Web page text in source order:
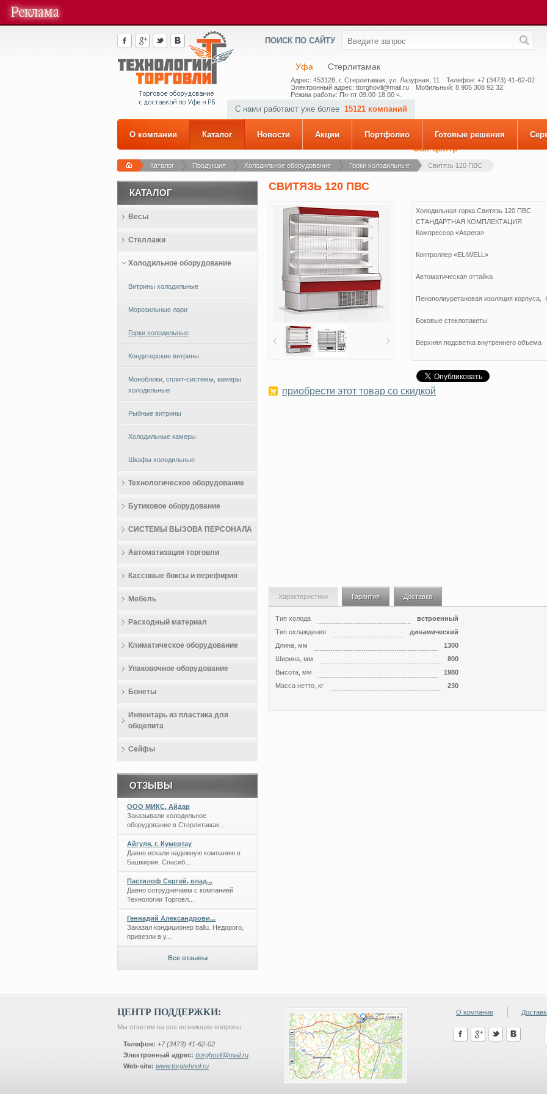
ПОИСК ПО САЙТУ
Уфа Стерлитамак
Адрес: 453128, г. Стерлитамак, ул. Лазурная, 11
Телефон: +7 (3473) 41-62-02
Электронный адрес: ttorghovli@mail.ru
Мобильный: 8 905 308 92 32
Режим работы: Пн-пт 09.00-18.00 ч.
Call-центр
С нами работают уже более 15121 компаний
О компании Каталог Новости Акции Портфолио Готовые решения
Каталог Продукция Холодильное оборудование Горки холодильные Свитязь 120 ПВС
СВИТЯЗЬ 120 ПВС
Холодильная горка Свитязь 120 ПВС
СТАНДАРТНАЯ КОМПЛЕКТАЦИЯ
Компрессор «Aspera»
Контроллер «ELIWELL»
Автоматическая оттайка
Пенополиуретановая изоляция корпуса,
Боковые стеклопакеты
Верхняя подсветка внутреннего объема
4 ряда полок с ценникодержателями
Стандартное цветовое исполнение
приобрести этот товар со скидкой
Характеристики Гарантия Доставка
Тип холода
встроенный
Тип охлаждения
динамический
Длина, мм
1300
Ширина, мм
800
Высота, мм
1980
Масса нетто, кг
230
КАТАЛОГ
Весы
Стеллажи
Холодильное оборудование
Витрины холодильные
Морозильные лари
Горки холодильные
Кондитерские витрины
Моноблоки, сплит-системы, камеры
холодильные
Рыбные витрины
Холодильные камеры
Шкафы холодильные
Технологическое оборудование
Бутиковое оборудование
СИСТЕМЫ ВЫЗОВА ПЕРСОНАЛА
Автоматизация торговли
Кассовые боксы и перефирия
Мебель
Расходный материал
Климатическое оборудование
Упаковочное оборудование
Бонеты
Инвентарь из пластика для
общепита
Сейфы
ОТЗЫВЫ
ООО МИКС, Айдар
Заказывали холодильное
оборудование в Стерлитамак...
Айгуля, г. Кумертау
Давно искали надежную компанию в
Башкирии. Спасиб...
Пастилоф Сергей, влад...
Давно сотрудничаем с компанией
Технологии Торговл...
Геннадий Александрови...
Заказал кондиционер ballu. Недорого,
привезли в у...
Все отзывы
ЦЕНТР ПОДДЕРЖКИ:
Мы ответим на все возникшие вопросы:
Телефон: +7 (3473) 41-62-02
Электронный адрес: ttorghovli@mail.ru
Web-site: www.torgtehnol.ru
О компании